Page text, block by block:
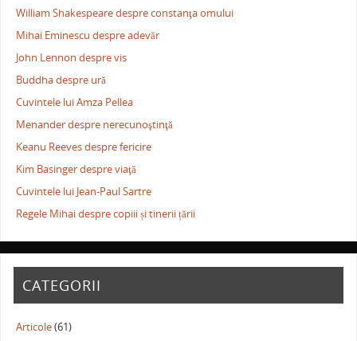
William Shakespeare despre constanţa omului
Mihai Eminescu despre adevăr
John Lennon despre vis
Buddha despre ură
Cuvintele lui Amza Pellea
Menander despre nerecunoştinţă
Keanu Reeves despre fericire
Kim Basinger despre viaţă
Cuvintele lui Jean-Paul Sartre
Regele Mihai despre copiii și tinerii țării
CATEGORII
Articole(61)